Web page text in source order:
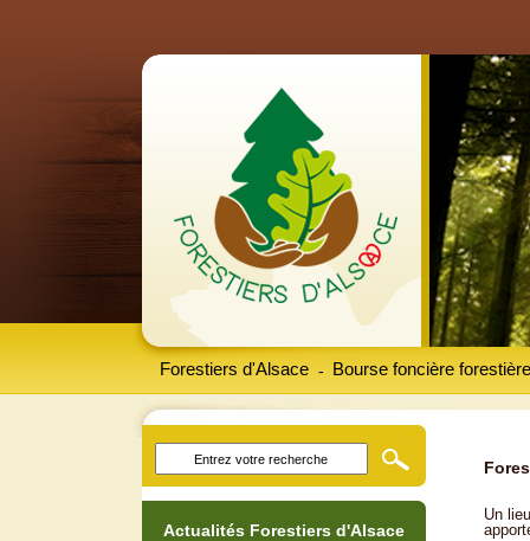
Forestiers d'Alsace Bourse foncière forestière
-
Un
Actualités Forestiers d'Alsace